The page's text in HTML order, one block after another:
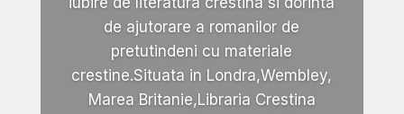
de ajutorare a romanilor de
pretutindeni cu materiale
crestine.Situata in Londra,Wembley,
Marea Britanie,Libraria Crestina